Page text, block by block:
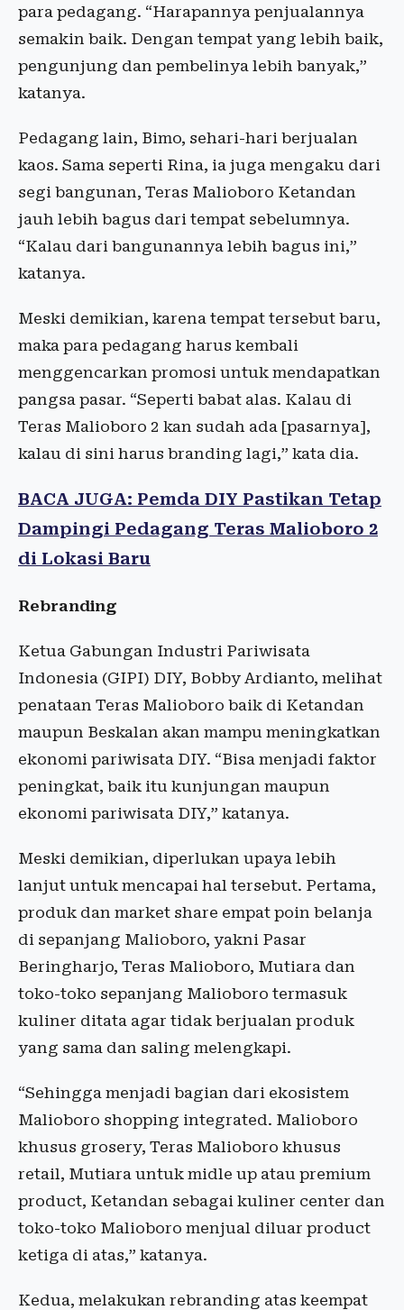
para pedagang. “Harapannya penjualannya
semakin baik. Dengan tempat yang lebih baik,
pengunjung dan pembelinya lebih banyak,”
katanya.
Pedagang lain, Bimo, sehari-hari berjualan
kaos. Sama seperti Rina, ia juga mengaku dari
segi bangunan, Teras Malioboro Ketandan
jauh lebih bagus dari tempat sebelumnya.
“Kalau dari bangunannya lebih bagus ini,”
katanya.
Meski demikian, karena tempat tersebut baru,
maka para pedagang harus kembali
menggencarkan promosi untuk mendapatkan
pangsa pasar. “Seperti babat alas. Kalau di
Teras Malioboro 2 kan sudah ada [pasarnya],
kalau di sini harus branding lagi,” kata dia.
BACA JUGA: Pemda DIY Pastikan Tetap
Dampingi Pedagang Teras Malioboro 2
di Lokasi Baru
Rebranding
Ketua Gabungan Industri Pariwisata
Indonesia (GIPI) DIY, Bobby Ardianto, melihat
penataan Teras Malioboro baik di Ketandan
maupun Beskalan akan mampu meningkatkan
ekonomi pariwisata DIY. “Bisa menjadi faktor
peningkat, baik itu kunjungan maupun
ekonomi pariwisata DIY,” katanya.
Meski demikian, diperlukan upaya lebih
lanjut untuk mencapai hal tersebut. Pertama,
produk dan market share empat poin belanja
di sepanjang Malioboro, yakni Pasar
Beringharjo, Teras Malioboro, Mutiara dan
toko-toko sepanjang Malioboro termasuk
kuliner ditata agar tidak berjualan produk
yang sama dan saling melengkapi.
“Sehingga menjadi bagian dari ekosistem
Malioboro shopping integrated. Malioboro
khusus grosery, Teras Malioboro khusus
retail, Mutiara untuk midle up atau premium
product, ⁠Ketandan sebagai kuliner center dan
⁠toko-toko Malioboro menjual diluar product
ketiga di atas,” katanya.
Kedua, melakukan rebranding atas keempat